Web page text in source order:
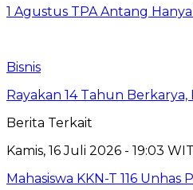
1 Agustus TPA Antang
Bisnis
Rayakan 14 Tahun
Berita Terkait
Kamis, 16 Juli 2026 - 19:03
Mahasiswa KKN-T 116